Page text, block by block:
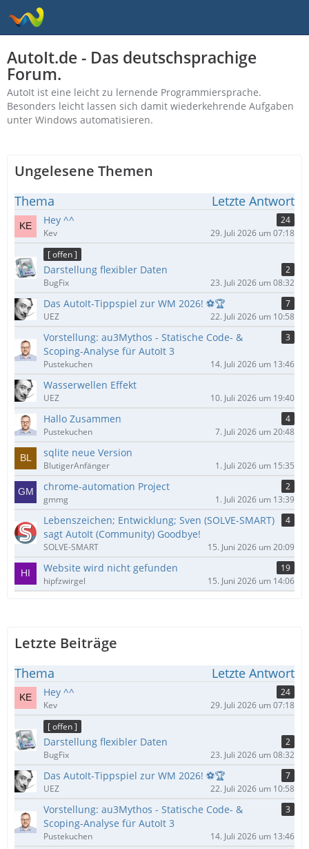
AutoIt.de - Das deutschsprachige
Forum.
AutoIt ist eine leicht zu lernende Programmiersprache.
Besonders leicht lassen sich damit wiederkehrende Aufgaben
unter Windows automatisieren.
Ungelesene Themen
Thema Letzte Antwort
Hey ^^
24
Kev
29. Juli 2026 um 07:18
[ offen ]
Darstellung flexibler Daten
2
BugFix
23. Juli 2026 um 08:32
Das AutoIt-Tippspiel zur WM 2026! ⚽🏆
7
UEZ
22. Juli 2026 um 10:58
Vorstellung: au3Mythos - Statische Code- &
Scoping-Analyse für AutoIt 3
3
Pustekuchen 14. Juli 2026 um 13:46
Wasserwellen Effekt
UEZ 10. Juli 2026 um 19:40
Hallo Zusammen
4
Pustekuchen
7. Juli 2026 um 20:48
sqlite neue Version
BlutigerAnfänger 1. Juli 2026 um 15:35
chrome-automation Project
2
gmmg
1. Juli 2026 um 13:39
Lebenszeichen; Entwicklung; Sven (SOLVE-SMART)
sagt AutoIt (Community) Goodbye!
4
SOLVE-SMART 15. Juni 2026 um 20:09
Website wird nicht gefunden
19
hipfzwirgel
15. Juni 2026 um 14:06
Letzte Beiträge
Thema Letzte Antwort
Hey ^^
24
Kev
29. Juli 2026 um 07:18
[ offen ]
Darstellung flexibler Daten
2
BugFix
23. Juli 2026 um 08:32
Das AutoIt-Tippspiel zur WM 2026! ⚽🏆
7
UEZ
22. Juli 2026 um 10:58
Vorstellung: au3Mythos - Statische Code- &
Scoping-Analyse für AutoIt 3
3
Pustekuchen 14. Juli 2026 um 13:46